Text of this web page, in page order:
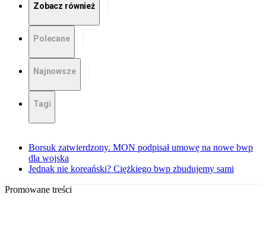
Zobacz również
Polecane
Najnowsze
Tagi
Borsuk zatwierdzony. MON podpisał umowę na nowe bwp
dla wojska
Jednak nie koreański? Ciężkiego bwp zbudujemy sami
Promowane treści